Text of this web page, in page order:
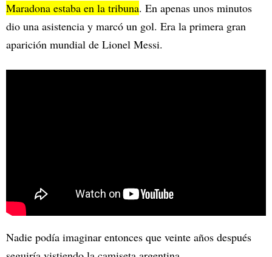
Maradona estaba en la tribuna. En apenas unos minutos
dio una asistencia y marcó un gol. Era la primera gran
aparición mundial de Lionel Messi.
Nadie podía imaginar entonces que veinte años después